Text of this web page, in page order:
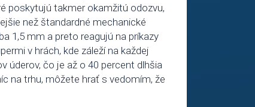
poskytujú takmer okamžitú odozvu,
než štandardné mechanické
1,5 mm a preto reagujú na príkazy
v hrách, kde záleží na každej
úderov, čo je až o 40 percent dlhšia
na trhu, môžete hrať s vedomím, že